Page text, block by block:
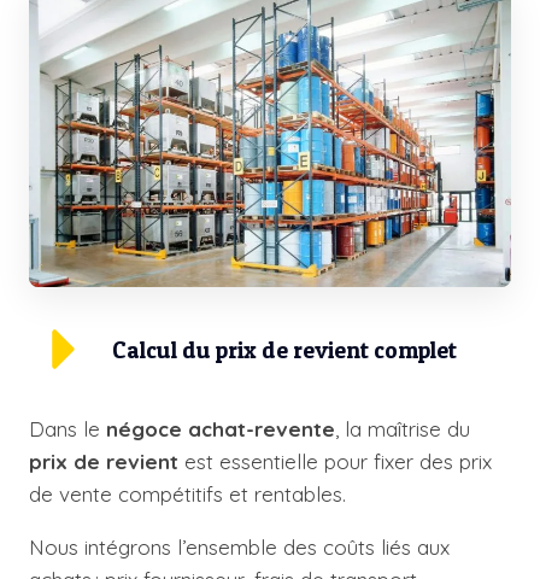
Calcul du prix de revient complet
Dans le négoce achat-revente, la maîtrise du
prix de revient est essentielle pour fixer des prix
de vente compétitifs et rentables.
Nous intégrons l’ensemble des coûts liés aux